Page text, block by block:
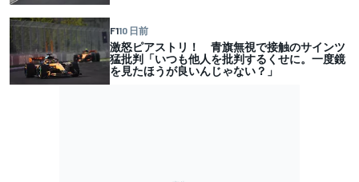
F110 日前
激怒ピアストリ！ 青旗無視で接触のサインツ
猛批判「いつも他人を批判するくせに。一度鏡
を見たほうが良いんじゃない？」